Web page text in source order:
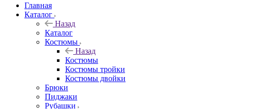
Главная
Каталог
Назад
Каталог
Костюмы
Назад
Костюмы
Костюмы тройки
Костюмы двойки
Брюки
Пиджаки
Рубашки